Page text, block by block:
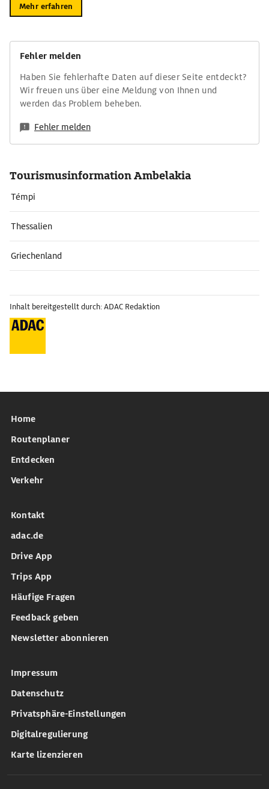
Mehr erfahren
Fehler melden
Haben Sie fehlerhafte Daten auf dieser Seite entdeckt?
Wir freuen uns über eine Meldung von Ihnen und
werden das Problem beheben.
Fehler melden
Tourismusinformation Ambelakia
Témpi
Thessalien
Griechenland
Inhalt bereitgestellt durch: ADAC Redaktion
Home
Routenplaner
Entdecken
Verkehr
Kontakt
adac.de
Drive App
Trips App
Häufige Fragen
Feedback geben
Newsletter abonnieren
Impressum
Datenschutz
Privatsphäre-Einstellungen
Digitalregulierung
Karte lizenzieren